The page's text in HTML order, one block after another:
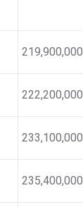
219,900,000
222,200,000
233,100,000
235,400,000